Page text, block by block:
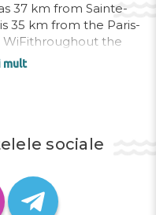
37 km from Sainte-
35 km from the Paris-
WiFithroughout the
villa, while Gare de
is Paris - Charles
en triplex près de
mult
sociale